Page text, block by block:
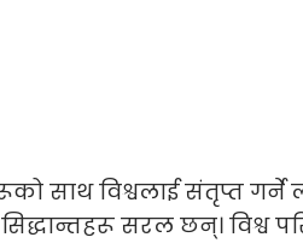
साथ विश्वलाई संतृप्त गर्ने
सरल छन्। विश्व